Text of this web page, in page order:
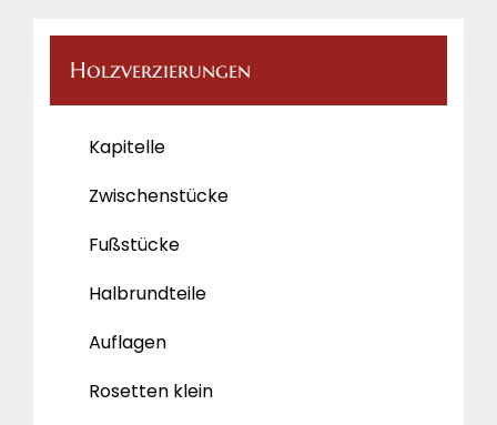
Holzverzierungen
Kapitelle
Zwischenstücke
Fußstücke
Halbrundteile
Auflagen
Rosetten klein